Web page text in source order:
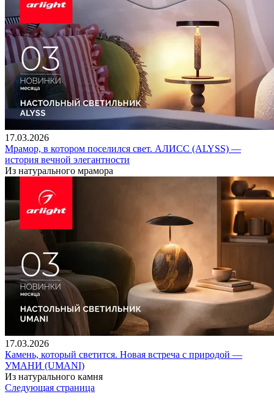
17.03.2026
Мрамор, в котором поселился свет. АЛИСС (ALYSS) —
история вечной элегантности
Из натурального мрамора
17.03.2026
Камень, который светится. Новая встреча с природой —
УМАНИ (UMANI)
Из натурального камня
Следующая страница